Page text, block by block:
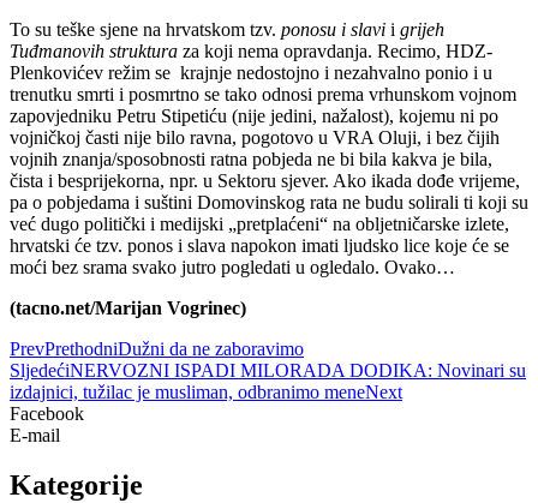
To su teške sjene na hrvatskom tzv. ponosu i slavi i grijeh
Tuđmanovih struktura za koji nema opravdanja. Recimo, HDZ-
Plenkovićev režim se krajnje nedostojno i nezahvalno ponio i u
trenutku smrti i posmrtno se tako odnosi prema vrhunskom vojnom
zapovjedniku Petru Stipetiću (nije jedini, nažalost), kojemu ni po
vojničkoj časti nije bilo ravna, pogotovo u VRA Oluji, i bez čijih
vojnih znanja/sposobnosti ratna pobjeda ne bi bila kakva je bila,
čista i besprijekorna, npr. u Sektoru sjever. Ako ikada dođe vrijeme,
pa o pobjedama i suštini Domovinskog rata ne budu solirali ti koji su
već dugo politički i medijski „pretplaćeni“ na obljetničarske izlete,
hrvatski će tzv. ponos i slava napokon imati ljudsko lice koje će se
moći bez srama svako jutro pogledati u ogledalo. Ovako…
(tacno.net/Marijan Vogrinec)
PrevPrethodniDužni da ne zaboravimo
SljedećiNERVOZNI ISPADI MILORADA DODIKA: Novinari su
izdajnici, tužilac je musliman, odbranimo meneNext
Facebook
E-mail
Kategorije